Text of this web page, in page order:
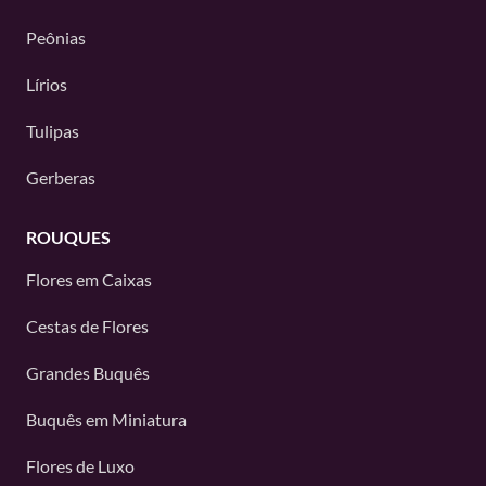
Peônias
Lírios
Tulipas
Gerberas
ROUQUES
Flores em Caixas
Cestas de Flores
Grandes Buquês
Buquês em Miniatura
Flores de Luxo